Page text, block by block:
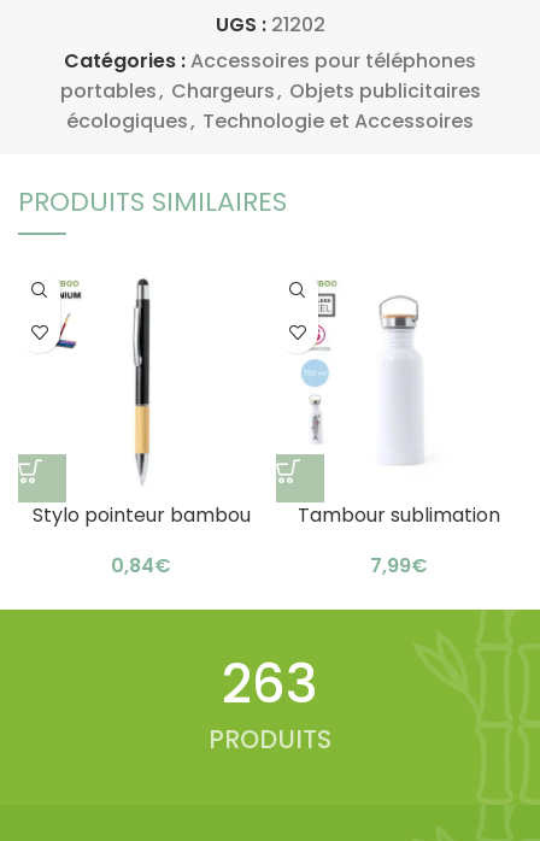
UGS : 21202
Catégories :Accessoires pour téléphones
portables, Chargeurs, Objets publicitaires
écologiques, Technologie et Accessoires
PRODUITS SIMILAIRES
Stylo pointeur bambou
naturel
€
Tambour sublimation
raffinée
€
331
PRODUITS